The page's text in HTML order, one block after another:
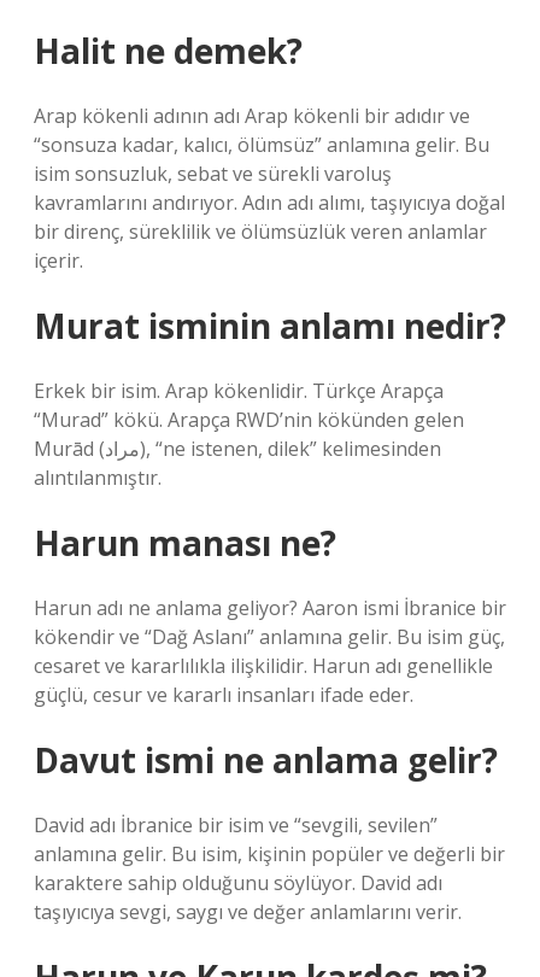
Halit ne demek?
Arap kökenli adının adı Arap kökenli bir adıdır ve
“sonsuza kadar, kalıcı, ölümsüz” anlamına gelir. Bu
isim sonsuzluk, sebat ve sürekli varoluş
kavramlarını andırıyor. Adın adı alımı, taşıyıcıya doğal
bir direnç, süreklilik ve ölümsüzlük veren anlamlar
içerir.
Murat isminin anlamı nedir?
Erkek bir isim. Arap kökenlidir. Türkçe Arapça
“Murad” kökü. Arapça RWD’nin kökünden gelen
Murād (مراد), “ne istenen, dilek” kelimesinden
alıntılanmıştır.
Harun manası ne?
Harun adı ne anlama geliyor? Aaron ismi İbranice bir
kökendir ve “Dağ Aslanı” anlamına gelir. Bu isim güç,
cesaret ve kararlılıkla ilişkilidir. Harun adı genellikle
güçlü, cesur ve kararlı insanları ifade eder.
Davut ismi ne anlama gelir?
David adı İbranice bir isim ve “sevgili, sevilen”
anlamına gelir. Bu isim, kişinin popüler ve değerli bir
karaktere sahip olduğunu söylüyor. David adı
taşıyıcıya sevgi, saygı ve değer anlamlarını verir.